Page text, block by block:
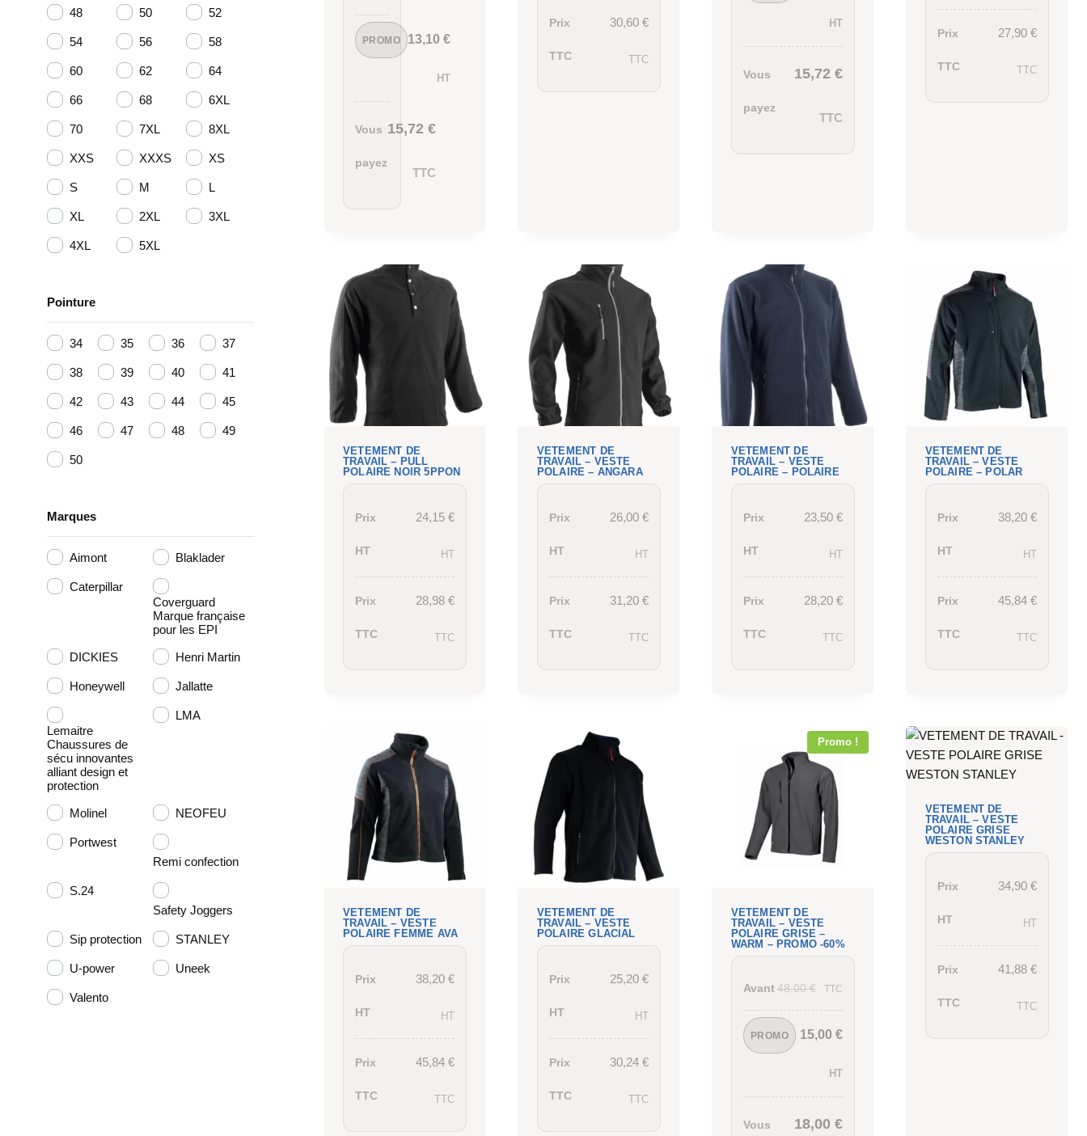
PROMO 13,10€
HT
Vous
payez
15,72 €
TTC
Prix
TTC
30,60 €
TTC
HT
Vous
payez
15,72 €
TTC
Prix
TTC
27,90 €
TTC
VETEMENT DE
TRAVAIL – PULL
POLAIRE NOIR 5PPON
Prix
HT
24,15 €
HT
Prix
TTC
28,98 €
TTC
VETEMENT DE
TRAVAIL – VESTE
POLAIRE – ANGARA
Prix
HT
26,00 €
HT
Prix
TTC
31,20 €
TTC
VETEMENT DE
TRAVAIL – VESTE
POLAIRE – POLAIRE
Prix
HT
23,50 €
HT
Prix
TTC
28,20 €
TTC
VETEMENT DE
TRAVAIL – VESTE
POLAIRE – POLAR
Prix
HT
38,20 €
HT
Prix
TTC
45,84 €
TTC
VETEMENT DE
TRAVAIL – VESTE
POLAIRE FEMME AVA
Prix
HT
38,20 €
HT
Prix
TTC
45,84 €
TTC
VETEMENT DE
TRAVAIL – VESTE
POLAIRE GLACIAL
Prix
HT
25,20 €
HT
Prix
TTC
30,24 €
TTC
Promo !
VETEMENT DE
TRAVAIL – VESTE
POLAIRE GRISE –
WARM – PROMO -60%
Avant 48,00€ TTC
PROMO 15,00 €
HT
Vous 18,00 €
VETEMENT DE
TRAVAIL – VESTE
POLAIRE GRISE
WESTON STANLEY
Prix
HT
34,90 €
HT
Prix
TTC
41,88 €
TTC
48 50 52
54 56 58
60 62 64
66 68 6XL
70 7XL 8XL
XXS XXXS XS
S M L
XL 2XL 3XL
4XL 5XL
Pointure
34 35 36 37
38 39 40 41
42 43 44 45
46 47 48 49
50
Marques
Aimont Blaklader
Caterpillar
Coverguard
Marque française
pour les EPI
DICKIES
Henri Martin
Honeywell Jallatte
Lemaitre
Chaussures de
sécu innovantes
alliant design et
protection
LMA
Molinel NEOFEU
Portwest
Remi confection
S.24
Safety Joggers
Sip protection STANLEY
U-power Uneek
Valento